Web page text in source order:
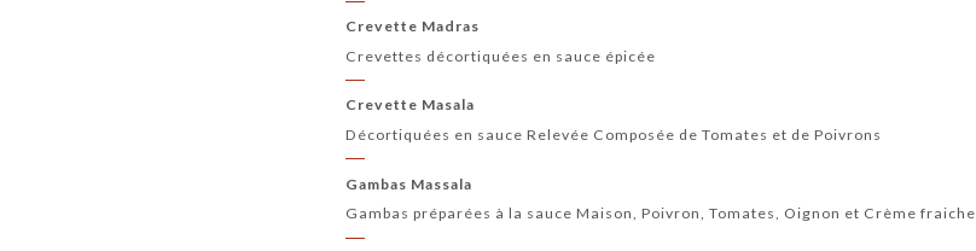
Crevette Madras
Crevettes décortiquées en sauce épicée
Crevette Masala
Décortiquées en sauce Relevée Composée de Tomates et de Poivrons
Gambas Massala
Gambas préparées à la sauce Maison, Poivron, Tomates, Oignon et Crème fraiche